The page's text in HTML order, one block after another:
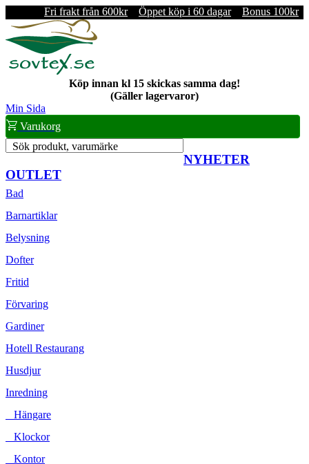
Fri frakt från 600kr Öppet köp i 60 dagar Bonus 100kr
Köp innan kl 15 skickas samma dag!
(Gäller lagervaror)
Min Sida
Varukorg
Sök produkt, varumärke
NYHETER
OUTLET
Bad
Barnartiklar
Belysning
Dofter
Fritid
Förvaring
Gardiner
Hotell Restaurang
Husdjur
Inredning
Hängare
Klockor
Kontor